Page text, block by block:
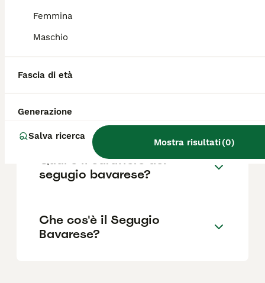
Femmina
Maschio
Fascia di età
Generazione
Salva ricerca
Mostra risultati(0)
Quanto costa un Segugio
segugio bavarese?
Qual è il carattere del
segugio bavarese?
Che cos'è il Segugio
Bavarese?